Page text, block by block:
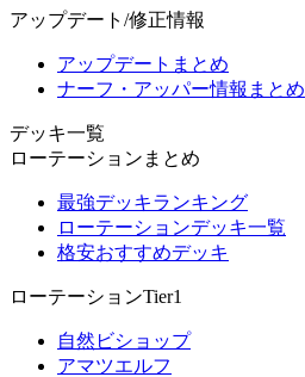
アップデート/修正情報
アップデートまとめ
ナーフ・アッパー情報まとめ
デッキ一覧
ローテーションまとめ
最強デッキランキング
ローテーションデッキ一覧
格安おすすめデッキ
ローテーションTier1
自然ビショップ
アマツエルフ